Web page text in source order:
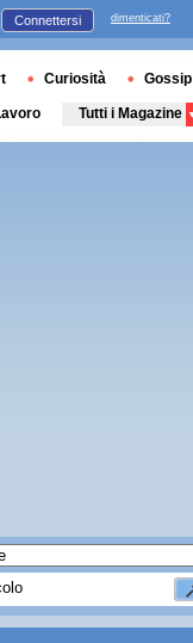
Connettersi dimenticati?
Curiosità Gossip
Tutti i Magazine